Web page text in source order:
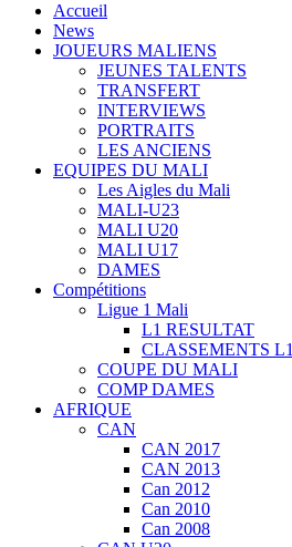
Accueil
News
JOUEURS MALIENS
JEUNES TALENTS
TRANSFERT
INTERVIEWS
PORTRAITS
LES ANCIENS
EQUIPES DU MALI
Les Aigles du Mali
MALI-U23
MALI U20
MALI U17
DAMES
Compétitions
Ligue 1 Mali
L1 RESULTAT
CLASSEMENTS L1
COUPE DU MALI
COMP DAMES
AFRIQUE
CAN
CAN 2017
CAN 2013
Can 2012
Can 2010
Can 2008